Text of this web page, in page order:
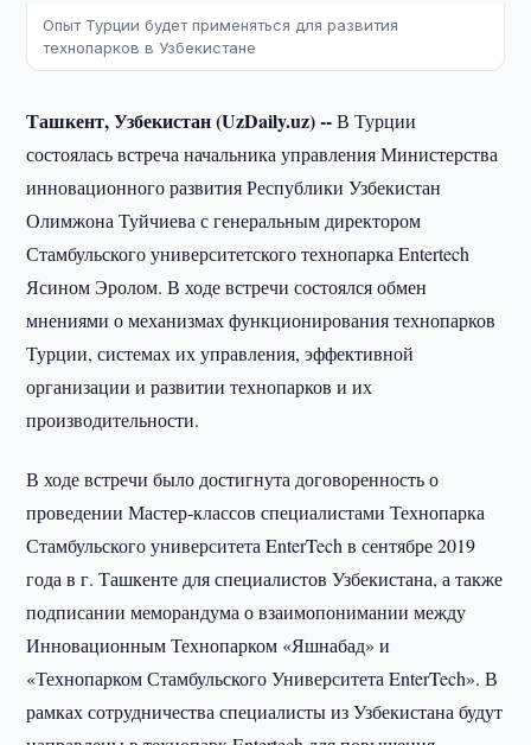
Опыт Турции будет применяться для развития
технопарков в Узбекистане
Ташкент, Узбекистан (UzDaily.uz) --В Турции
состоялась встреча начальника управления Министерства
инновационного развития Республики Узбекистан
Олимжона Туйчиева с генеральным директором
Стамбульского университетского технопарка Entertech
Ясином Эролом. В ходе встречи состоялся обмен
мнениями о механизмах функционирования технопарков
Турции, системах их управления, эффективной
организации и развитии технопарков и их
производительности.
В ходе встречи было достигнута договоренность о
проведении Мастер-классов специалистами Технопарка
Стамбульского университета EnterTech в сентябре 2019
года в г. Ташкенте для специалистов Узбекистана, а также
подписании меморандума о взаимопонимании между
Инновационным Технопарком «Яшнабад» и
«Технопарком Стамбульского Университета EnterTech». В
рамках сотрудничества специалисты из Узбекистана будут